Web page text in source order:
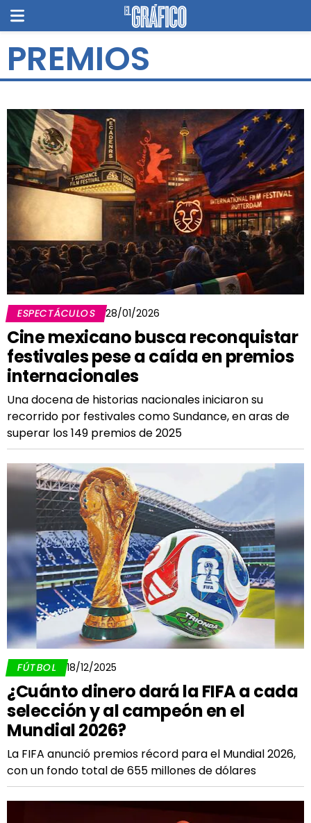
PREMIOS
ESPECTÁCULOS 28/01/2026
Cine mexicano busca reconquistar
festivales pese a caída en premios
internacionales
Una docena de historias nacionales iniciaron su
recorrido por festivales como Sundance, en aras de
superar los 149 premios de 2025
FÚTBOL 18/12/2025
¿Cuánto dinero dará la FIFA a cada
selección y al campeón en el
Mundial 2026?
La FIFA anunció premios récord para el Mundial 2026,
con un fondo total de 655 millones de dólares